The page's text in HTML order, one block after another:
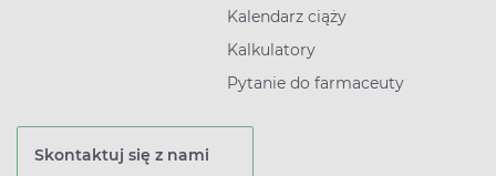
Kalendarz ciąży
Kalkulatory
Pytanie do farmaceuty
Skontaktuj się z nami